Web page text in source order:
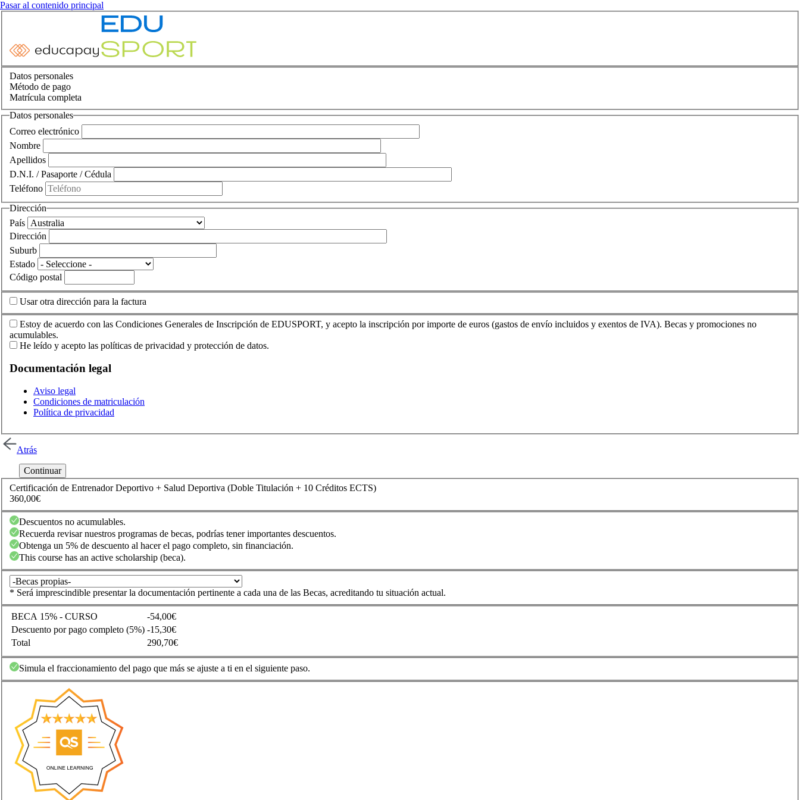
Pasar al contenido principal
Datos personales
Método de pago
Matrícula completa
Datos personales
Correo electrónico
Nombre
Apellidos
D.N.I. / Pasaporte / Cédula
Teléfono
Dirección
País
Dirección
Suburb
Estado
Código postal
Usar otra dirección para la factura
Estoy de acuerdo con las Condiciones Generales de Inscripción de EDUSPORT, y acepto la inscripción por importe de euros (gastos de envío incluidos y exentos de IVA). Becas y promociones no
acumulables.
He leído y acepto las políticas de privacidad y protección de datos.
Documentación legal
Aviso legal
Condiciones de matriculación
Política de privacidad
Atrás
Certificación de Entrenador Deportivo + Salud Deportiva (Doble Titulación + 10 Créditos ECTS)
360,00€
Descuentos no acumulables.
Recuerda revisar nuestros programas de becas, podrías tener importantes descuentos.
Obtenga un 5% de descuento al hacer el pago completo, sin financiación.
This course has an active scholarship (beca).
* Será imprescindible presentar la documentación pertinente a cada una de las Becas, acreditando tu situación actual.
BECA 15% - CURSO
-54,00€
Descuento por pago completo (5%) -15,30€
Total
290,70€
Simula el fraccionamiento del pago que más se ajuste a ti en el siguiente paso.